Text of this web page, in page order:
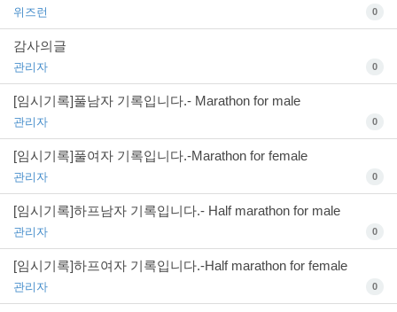
위즈런 0
감사의글
관리자 0
[임시기록]풀남자 기록입니다.- Marathon for male
관리자 0
[임시기록]풀여자 기록입니다.-Marathon for female
관리자 0
[임시기록]하프남자 기록입니다.- Half marathon for male
관리자 0
[임시기록]하프여자 기록입니다.-Half marathon for female
관리자 0